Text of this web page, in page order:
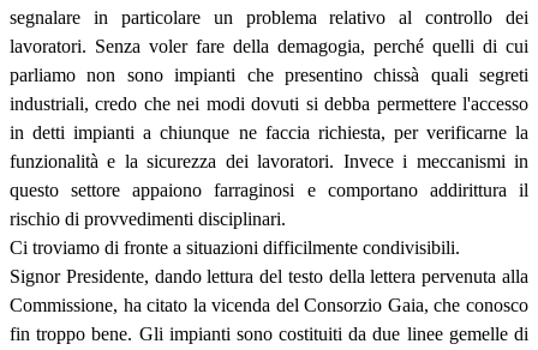
segnalare in particolare un problema relativo al controllo dei
lavoratori. Senza voler fare della demagogia, perché quelli di cui
parliamo non sono impianti che presentino chissà quali segreti
industriali, credo che nei modi dovuti si debba permettere l'accesso
in detti impianti a chiunque ne faccia richiesta, per verificarne la
funzionalità e la sicurezza dei lavoratori. Invece i meccanismi in
questo settore appaiono farraginosi e comportano addirittura il
rischio di provvedimenti disciplinari.
Ci troviamo di fronte a situazioni difficilmente condivisibili.
Signor Presidente, dando lettura del testo della lettera pervenuta alla
Commissione, ha citato la vicenda del Consorzio Gaia, che conosco
fin troppo bene. Gli impianti sono costituiti da due linee gemelle di